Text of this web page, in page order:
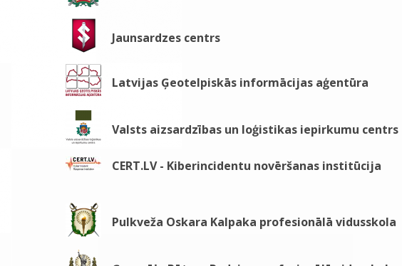
Jaunsardzes centrs
Latvijas Ģeotelpiskās informācijas aģentūra
Valsts aizsardzības un loģistikas iepirkumu centrs
CERT.LV - Kiberincidentu novēršanas institūcija
Pulkveža Oskara Kalpaka profesionālā vidusskola